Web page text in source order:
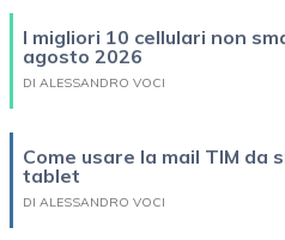
I migliori 10 cellulari non
agosto 2026
DI ALESSANDRO VOCI
Come usare la mail TIM da
tablet
DI ALESSANDRO VOCI